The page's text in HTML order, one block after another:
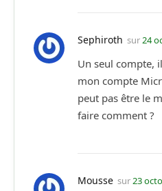
Sephiroth sur24
Un seul compte,
mon compte
peut pas être le
faire comment ?
Mousse sur23